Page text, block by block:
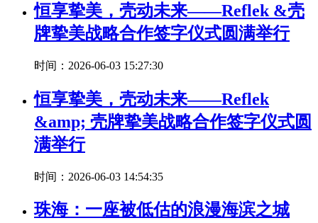
恒享挚美，壳动未来——Reflek &壳
牌挚美战略合作签字仪式圆满举行
时间：2026-06-03 15:27:30
恒享挚美，壳动未来——Reflek
&amp; 壳牌挚美战略合作签字仪式圆
满举行
时间：2026-06-03 14:54:35
珠海：一座被低估的浪漫海滨之城